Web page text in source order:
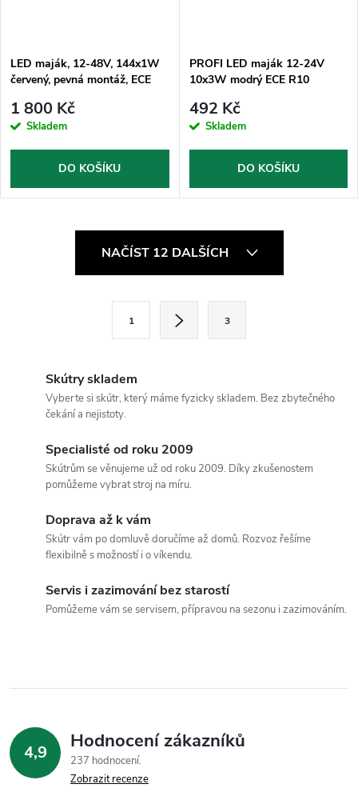
LED maják, 12-48V, 144x1W
červený, pevná montáž, ECE
1 800 Kč
Skladem
DO KOŠÍKU
PROFI LED maják 12-24V
10x3W modrý ECE R10
492 Kč
Skladem
DO KOŠÍKU
ý
p
i
NAČÍST 12 DALŠÍCH
1 3
Skútry skladem
Vyberte si skútr, který máme fyzicky skladem. Bez zbytečného
čekání a nejistoty.
Specialisté od roku 2009
Skútrům se věnujeme už od roku 2009. Díky zkušenostem
pomůžeme vybrat stroj na míru.
Doprava až k vám
Skútr vám po domluvě doručíme až domů. Rozvoz řešíme
flexibilně s možností i o víkendu.
Servis i zazimování bez starostí
Pomůžeme vám se servisem, přípravou na sezonu i zazimováním.
4,9 Hodnocení zákazníků
237 hodnocení
Zobrazit recenze